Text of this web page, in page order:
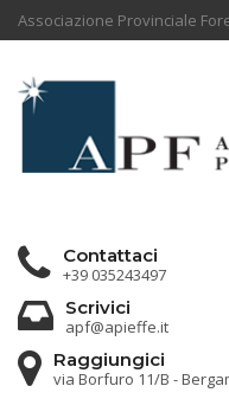
Associazione Provinciale
Contattaci
+39 035243497
Scrivici
apf@apieffe.it
Raggiungici
via Borfuro 11/B -